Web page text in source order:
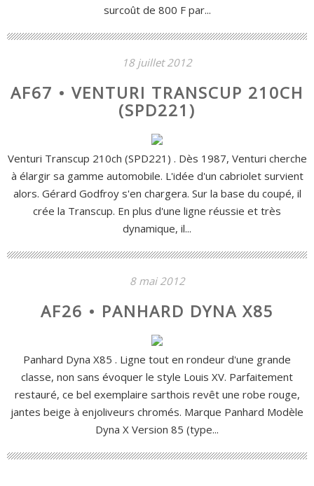
surcoût de 800 F par...
18 juillet 2012
AF67 • VENTURI TRANSCUP 210CH
(SPD221)
Venturi Transcup 210ch (SPD221) . Dès 1987, Venturi cherche
à élargir sa gamme automobile. L'idée d'un cabriolet survient
alors. Gérard Godfroy s'en chargera. Sur la base du coupé, il
crée la Transcup. En plus d'une ligne réussie et très
dynamique, il...
8 mai 2012
AF26 • PANHARD DYNA X85
Panhard Dyna X85 . Ligne tout en rondeur d'une grande
classe, non sans évoquer le style Louis XV. Parfaitement
restauré, ce bel exemplaire sarthois revêt une robe rouge,
jantes beige à enjoliveurs chromés. Marque Panhard Modèle
Dyna X Version 85 (type...